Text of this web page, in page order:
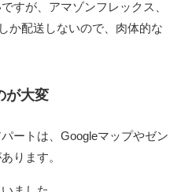
すが、アマゾンフレックス、
か配送しないので、肉体的な
が大変
ートは、Googleマップやゼン
ります。